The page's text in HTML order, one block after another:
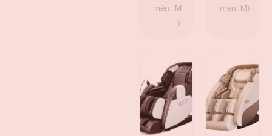
mėn.
M
)
mėn.
M)